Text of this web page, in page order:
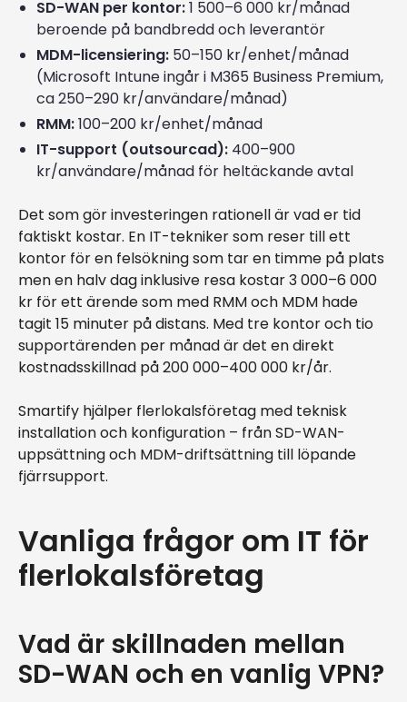
SD-WAN per kontor:1 500–6 000 kr/månad
beroende på bandbredd och leverantör
MDM-licensiering: 50–150 kr/enhet/månad
(Microsoft Intune ingår i M365 Business Premium,
ca 250–290 kr/användare/månad)
RMM:100–200 kr/enhet/månad
IT-support (outsourcad): 400–900
kr/användare/månad för heltäckande avtal
Det som gör investeringen rationell är vad er tid
faktiskt kostar. En IT-tekniker som reser till ett
kontor för en felsökning som tar en timme på plats
men en halv dag inklusive resa kostar 3 000–6 000
kr för ett ärende som med RMM och MDM hade
tagit 15 minuter på distans. Med tre kontor och tio
supportärenden per månad är det en direkt
kostnadsskillnad på 200 000–400 000 kr/år.
Smartify hjälper flerlokalsföretag med teknisk
installation och konfiguration – från SD-WAN-
uppsättning och MDM-driftsättning till löpande
fjärrsupport.
Vanliga frågor om IT för
flerlokalsföretag
Vad är skillnaden mellan
SD-WAN och en vanlig VPN?